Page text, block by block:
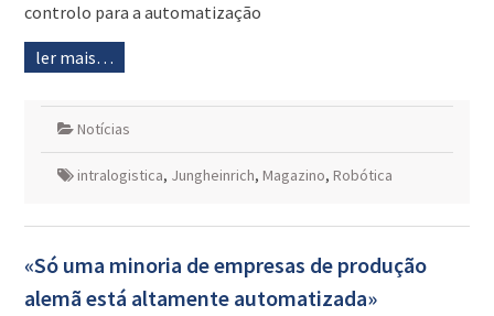
controlo para a automatização
ler mais…
Notícias
intralogistica, Jungheinrich, Magazino, Robótica
«Só uma minoria de empresas de produção
alemã está altamente automatizada»